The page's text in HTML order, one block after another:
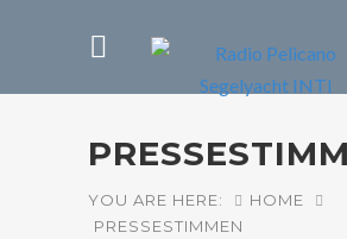
YOU ARE HERE:
HOME
PRESSESTIMMEN